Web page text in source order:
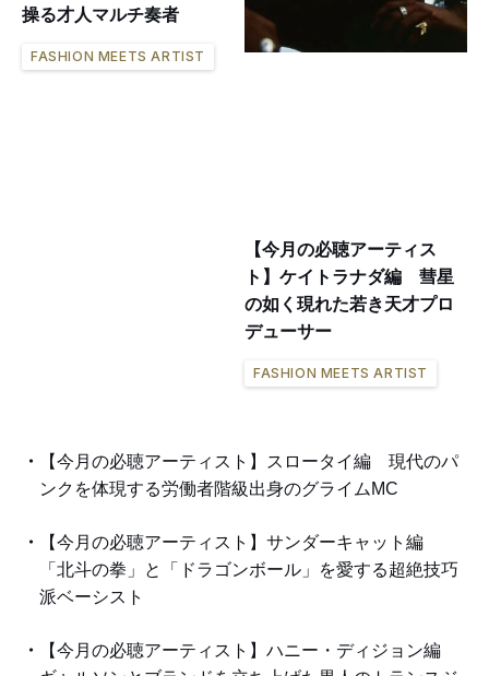
操る才人マルチ奏者
FASHION MEETS ARTIST
【今月の必聴アーティス
ト】ケイトラナダ編 彗星
の如く現れた若き天才プロ
デューサー
FASHION MEETS ARTIST
【今月の必聴アーティスト】スロータイ編 現代のパ
ンクを体現する労働者階級出身のグライムMC
【今月の必聴アーティスト】サンダーキャット編
「北斗の拳」と「ドラゴンボール」を愛する超絶技巧
派ベーシスト
【今月の必聴アーティスト】ハニー・ディジョン編